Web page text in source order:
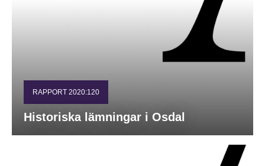
RAPPORT 2020:120
Historiska lämningar i Osdal